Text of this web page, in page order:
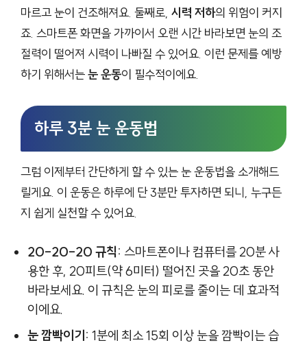
마르고 눈이 건조해져요. 둘째로, 시력 저하의 위험이 커지
죠. 스마트폰 화면을 가까이서 오랜 시간 바라보면 눈의 조
절력이 떨어져 시력이 나빠질 수 있어요. 이런 문제를 예방
하기 위해서는눈 운동이 필수적이에요.
하루 3분 눈 운동법
그럼 이제부터 간단하게 할 수 있는 눈 운동법을 소개해드
릴게요. 이 운동은 하루에 단 3분만 투자하면 되니, 누구든
지 쉽게 실천할 수 있어요.
20-20-20 규칙: 스마트폰이나 컴퓨터를 20분 사
용한 후, 20피트(약 6미터) 떨어진 곳을 20초 동안
바라보세요. 이 규칙은 눈의 피로를 줄이는 데 효과적
이에요.
눈 깜빡이기: 1분에 최소 15회 이상 눈을 깜빡이는 습